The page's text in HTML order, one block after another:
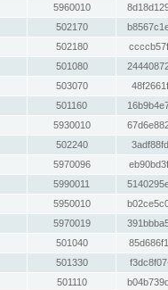
5960010
502170
502180
501080
503070
501160
5930010
502240
5970096
5990011
5950010
5970019
501040
501330
501110